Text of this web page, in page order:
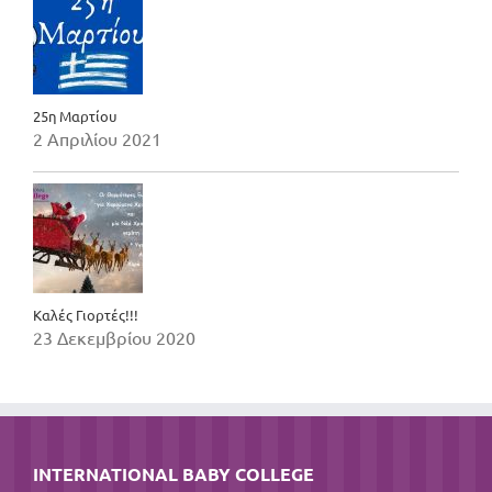
25η Μαρτίου
2 Απριλίου 2021
Καλές Γιορτές!!!
23 Δεκεμβρίου 2020
INTERNATIONAL BABY COLLEGE